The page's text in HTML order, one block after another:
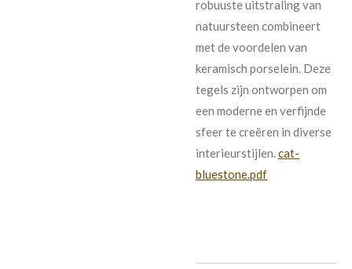
robuuste uitstraling van
natuursteen combineert
met de voordelen van
keramisch porselein. Deze
tegels zijn ontworpen om
een moderne en verfijnde
sfeer te creëren in diverse
interieurstijlen.cat-
bluestone.pdf